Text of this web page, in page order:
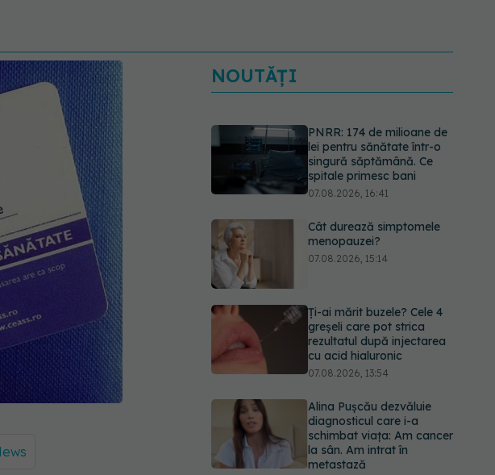
NOUTĂȚI
PNRR: 174 de milioane de
lei pentru sănătate într-o
singură săptămână. Ce
spitale primesc bani
07.08.2026, 16:41
Cât durează simptomele
menopauzei?
07.08.2026, 15:14
Ți-ai mărit buzele? Cele 4
greșeli care pot strica
rezultatul după injectarea
cu acid hialuronic
07.08.2026, 13:54
Alina Pușcău dezvăluie
diagnosticul care i-a
schimbat viața: Am cancer
la sân. Am intrat în
metastază